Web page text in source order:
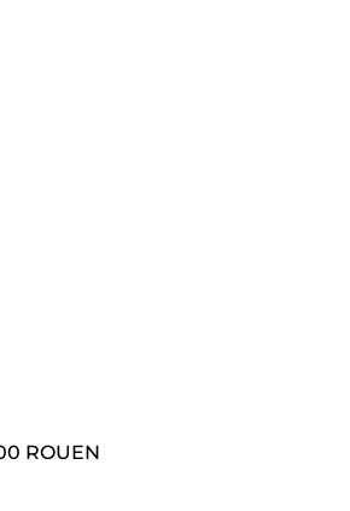
ROUEN